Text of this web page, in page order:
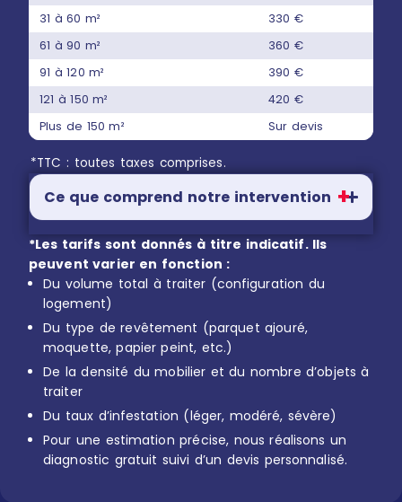
31 à 60 m²
330 €
61 à 90 m²
360 €
91 à 120 m²
390 €
121 à 150 m²
420 €
Plus de 150 m²
Sur devis
*TTC : toutes taxes comprises.
Ce que comprend notre intervention
*Les tarifs sont donnés à titre indicatif. Ils
peuvent varier en fonction :
Du volume total à traiter (configuration du
logement)
Du type de revêtement (parquet ajouré,
moquette, papier peint, etc.)
De la densité du mobilier et du nombre d’objets à
traiter
Du taux d’infestation (léger, modéré, sévère)
Pour une estimation précise, nous réalisons un
diagnostic gratuit suivi d’un devis personnalisé.